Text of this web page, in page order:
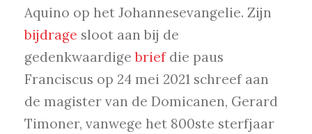
Aquino op het Johannesevangelie. Zijn
bijdrage sloot aan bij de
gedenkwaardigebrief die paus
Franciscus op 24 mei 2021 schreef aan
de magister van de Domicanen, Gerard
Timoner, vanwege het 800ste sterfjaar